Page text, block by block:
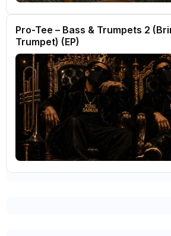
Pro-Tee – Bass & Trumpets 2
Trumpet) (EP)